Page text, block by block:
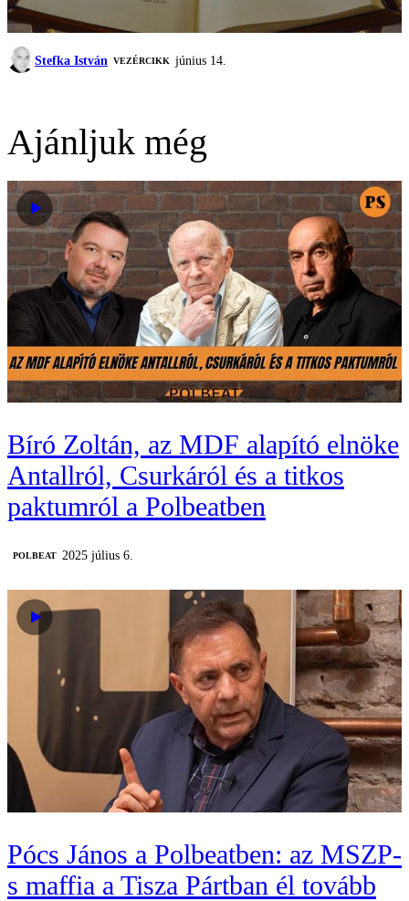
Stefka István VEZÉRCIKK június 14.
Ajánljuk még
Bíró Zoltán, az MDF alapító elnöke
Antallról, Csurkáról és a titkos
paktumról a Polbeatben
‎POLBEAT 2025 július 6.
Pócs János a Polbeatben: az MSZP-
s maffia a Tisza Pártban él tovább